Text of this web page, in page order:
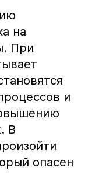
на
При
и
В
опасен